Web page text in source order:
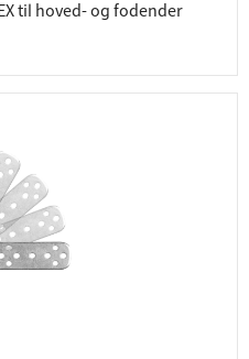
til hoved- og fodender